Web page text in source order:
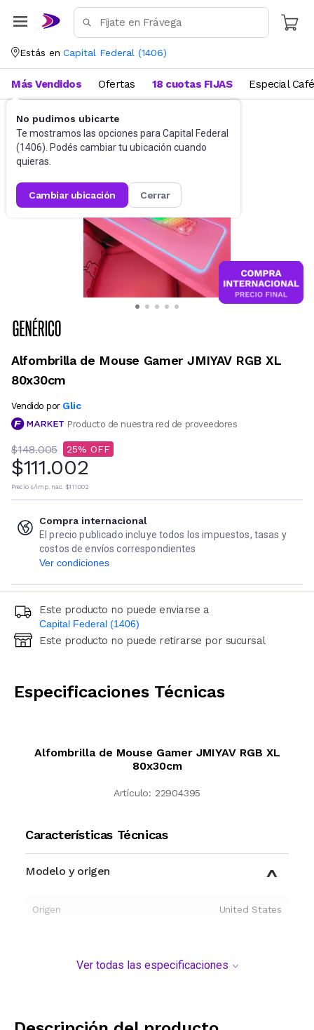
Estás en Capital Federal (1406)
No pudimos ubicarte
Te mostramos las opciones para Capital Federal
(1406). Podés cambiar tu ubicación cuando
quieras.
cambiar ubicación cerrar
Más Vendidos Ofertas 18 cuotas FIJAS Especial Café
Gaming PC Mouses Pad
Alfombrilla de Mouse Gamer JMIYAV RGB XL
80x30cm
Vendido por Glic
Producto de nuestra red de proveedores
$148.005 25
$111.002
Precio s/imp. nac. $111.002
Compra internacional
El precio publicado incluye todos los impuestos, tasas y
costos de envíos correspondientes
Ver condiciones
Este producto no puede enviarse a
Capital Federal (1406)
Ingresá código postal (sólo números)
Este producto no puede retirarse por sucursal
Especificaciones Técnicas
Alfombrilla de Mouse Gamer JMIYAV RGB XL
80x30cm
Artículo: 22904395
Características Técnicas
Modelo y origen
Origen United States
Ver todas las especificaciones